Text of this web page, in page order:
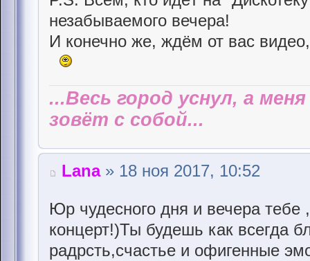
незабываемого вечера!
И конечно же, ждём от вас
...Весь город уснул, а
зовёт с собой...
Lana» 18 ноя 2017, 10:52
Юр чудесного дня и вечера тебе
концерт!)Ты будешь как всегда
радрсть,счастье и офигенные